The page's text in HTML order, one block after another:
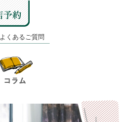
よくあるご質問